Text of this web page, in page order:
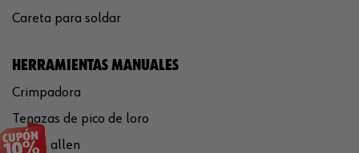
Careta para soldar
HERRAMIENTAS MANUALES
Crimpadora
Tenazas de pico de loro
Llaves allen